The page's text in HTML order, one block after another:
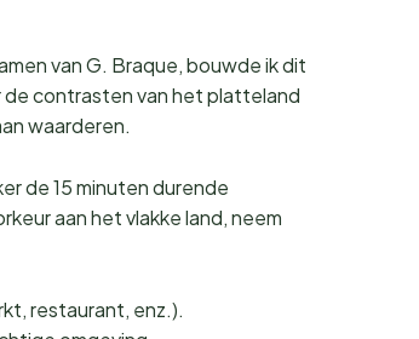
van G. Braque, bouwde ik dit
de contrasten van het platteland
waarderen.
de 15 minuten durende
aan het vlakke land, neem
restaurant, enz.).